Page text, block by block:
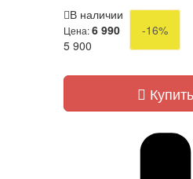
В наличии
Цена:6 990
-16%
5 900
Купить